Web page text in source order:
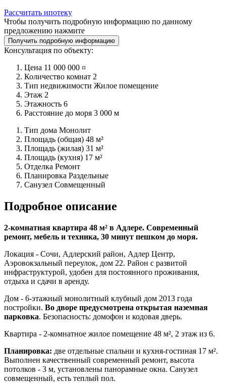
Рассчитать ипотеку
Чтобы получить подробную информацию по данному
предложению нажмите
Получить подробную информацию
Консультация по объекту:
Цена 11 000 000 ¤
Количество комнат 2
Тип недвижимости Жилое помещение
Этаж 2
Этажность 6
Расстояние до моря 3 000 м
Тип дома Монолит
Площадь (общая) 48 м²
Площадь (жилая) 31 м²
Площадь (кухня) 17 м²
Отделка Ремонт
Планировка Раздельные
Санузел Совмещенный
Подробное описание
2-комнатная квартира 48 м² в Адлере. Современный
ремонт, мебель и техника, 30 минут пешком до моря.
Локация - Сочи, Адлерский район, Адлер Центр,
Аэровокзальный переулок, дом 22. Район с развитой
инфраструктурой, удобен для постоянного проживания,
отдыха и сдачи в аренду.
Дом - 6-этажный монолитный клубный дом 2013 года
постройки. Во дворе предусмотрена открытая наземная
парковка. Безопасность: домофон и кодовая дверь.
Квартира - 2-комнатное жилое помещение 48 м², 2 этаж из 6.
Планировка: две отдельные спальни и кухня-гостиная 17 м².
Выполнен качественный современный ремонт, высота
потолков - 3 м, установлены панорамные окна. Санузел
совмещенный, есть теплый пол.